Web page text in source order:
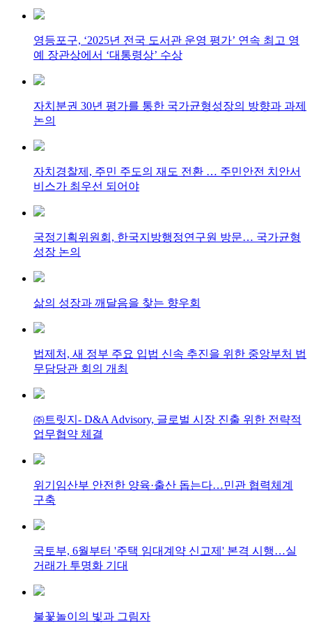
영등포구, ‘2025년 전국 도서관 운영 평가’ 연속 최고 영
예 장관상에서 ‘대통령상’ 수상
자치분권 30년 평가를 통한 국가균형성장의 방향과 과제
논의
자치경찰제, 주민 주도의 재도 전환 … 주민안전 치안서
비스가 최우선 되어야
국정기획위원회, 한국지방행정연구원 방문… 국가균형
성장 논의
삶의 성장과 깨달음을 찾는 향우회
법제처, 새 정부 주요 입법 신속 추진을 위한 중앙부처 법
무담당관 회의 개최
㈜트릿지- D&A Advisory, 글로벌 시장 진출 위한 전략적
업무협약 체결
위기임산부 안전한 양육·출산 돕는다…민관 협력체계
구축
국토부, 6월부터 '주택 임대계약 신고제' 본격 시행…실
거래가 투명화 기대
불꽃놀이의 빛과 그림자